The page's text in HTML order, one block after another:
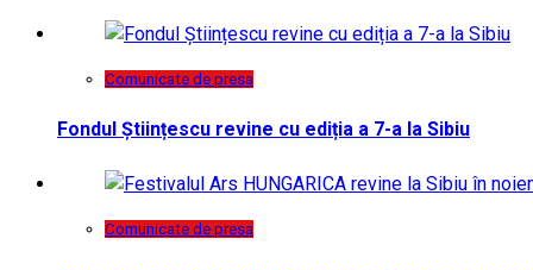
Comunicate de presa
Fondul Științescu revine cu ediția a 7-a la Sibiu
Comunicate de presa